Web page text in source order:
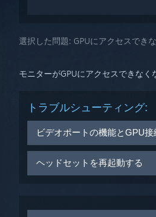
選択した問題: GPUにアクセスでき
モニターがGPUにアクセスできな
トラブルシューティング:
ビデオポートの機能とGPU
以下の2点を確認してください：
メインモニターとリンクボ
ヘッドセットを再起動する